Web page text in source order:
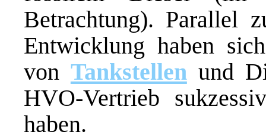
Betrachtung). Parallel
Entwicklung haben
von Tankstellenund
HVO-Vertrieb
haben.